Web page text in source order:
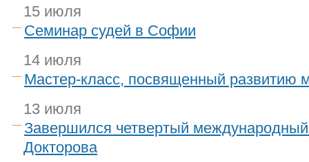
15 июля
Семинар судей в Софии
14 июля
Мастер-класс, посвященный развитию
13 июля
Завершился четвертый
Докторова